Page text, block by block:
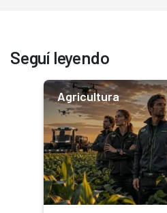
Seguí leyendo
Agricultura